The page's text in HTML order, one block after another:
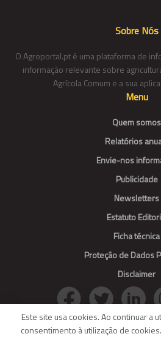
Sobre Nós
O Agroportal.pt é uma plataforma de
informação relevante sobre
Agrícola Comum e a sua
Menu
Quem somos
Relatórios
Envie-nos
Publicidade
Newsletters
Estatuto
Ficha técnica
Proteção de Dados
Disclaimer
© Agroportal. All
Este site usa cookies. Ao continuar a
consentimento à utilização de